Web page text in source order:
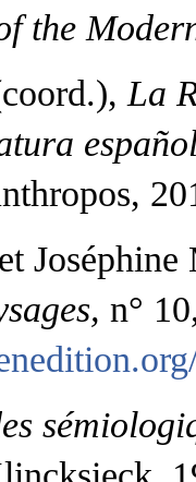
the
La
n°